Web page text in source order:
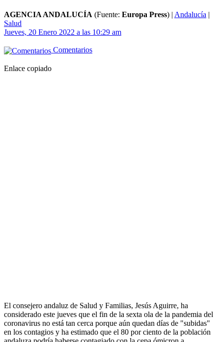
AGENCIA ANDALUCÍA (Fuente: Europa Press) | Andalucía |
Salud
Jueves, 20 Enero 2022 a las 10:29 am
Comentarios
Enlace copiado
El consejero andaluz de Salud y Familias, Jesús Aguirre, ha
considerado este jueves que el fin de la sexta ola de la pandemia del
coronavirus no está tan cerca porque aún quedan días de "subidas"
en los contagios y ha estimado que el 80 por ciento de la población